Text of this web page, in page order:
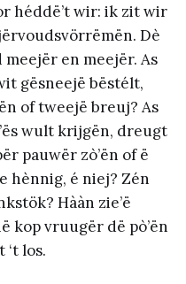
héddë’t wir: ik zit wir
Dè
en meejër. As
gësneejë bëstélt,
of tweejë breuj? As
wult krijgën, dreugt
pauwër zò’ën of ë
hènnig, é niej? Zén
Hààn zie’ë
kop vruugër dë pò’ën
los.